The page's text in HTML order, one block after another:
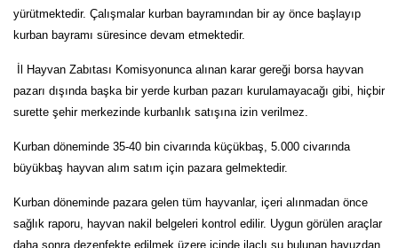
yürütmektedir. Çalışmalar kurban bayramından bir ay önce başlayıp
kurban bayramı süresince devam etmektedir.
İl Hayvan Zabıtası Komisyonunca alınan karar gereği borsa hayvan
pazarı dışında başka bir yerde kurban pazarı kurulamayacağı gibi, hiçbir
surette şehir merkezinde kurbanlık satışına izin verilmez.
Kurban döneminde 35-40 bin civarında küçükbaş, 5.000 civarında
büyükbaş hayvan alım satım için pazara gelmektedir.
Kurban döneminde pazara gelen tüm hayvanlar, içeri alınmadan önce
sağlık raporu, hayvan nakil belgeleri kontrol edilir. Uygun görülen araçlar
daha sonra dezenfekte edilmek üzere içinde ilaçlı su bulunan havuzdan